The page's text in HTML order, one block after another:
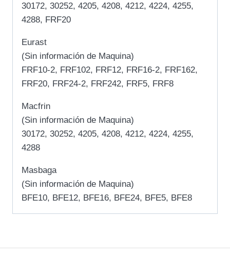
30172, 30252, 4205, 4208, 4212, 4224, 4255,
4288, FRF20
Eurast
(Sin información de Maquina)
FRF10-2, FRF102, FRF12, FRF16-2, FRF162,
FRF20, FRF24-2, FRF242, FRF5, FRF8
Macfrin
(Sin información de Maquina)
30172, 30252, 4205, 4208, 4212, 4224, 4255,
4288
Masbaga
(Sin información de Maquina)
BFE10, BFE12, BFE16, BFE24, BFE5, BFE8